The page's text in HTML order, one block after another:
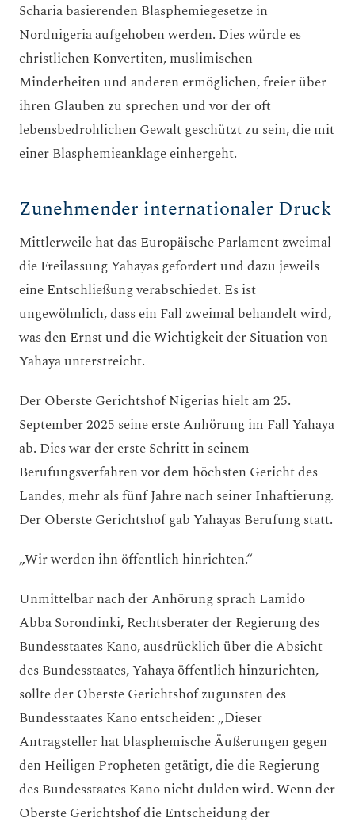
Scharia basierenden Blasphemiegesetze in
Nordnigeria aufgehoben werden. Dies würde es
christlichen Konvertiten, muslimischen
Minderheiten und anderen ermöglichen, freier über
ihren Glauben zu sprechen und vor der oft
lebensbedrohlichen Gewalt geschützt zu sein, die mit
einer Blasphemieanklage einhergeht.
Zunehmender internationaler Druck
Mittlerweile hat das Europäische Parlament zweimal
die Freilassung Yahayas gefordert und dazu jeweils
eine Entschließung verabschiedet. Es ist
ungewöhnlich, dass ein Fall zweimal behandelt wird,
was den Ernst und die Wichtigkeit der Situation von
Yahaya unterstreicht.
Der Oberste Gerichtshof Nigerias hielt am 25.
September 2025 seine erste Anhörung im Fall Yahaya
ab. Dies war der erste Schritt in seinem
Berufungsverfahren vor dem höchsten Gericht des
Landes, mehr als fünf Jahre nach seiner Inhaftierung.
Der Oberste Gerichtshof gab Yahayas Berufung statt.
„Wir werden ihn öffentlich hinrichten.“
Unmittelbar nach der Anhörung sprach Lamido
Abba Sorondinki, Rechtsberater der Regierung des
Bundesstaates Kano, ausdrücklich über die Absicht
des Bundesstaates, Yahaya öffentlich hinzurichten,
sollte der Oberste Gerichtshof zugunsten des
Bundesstaates Kano entscheiden: „Dieser
Antragsteller hat blasphemische Äußerungen gegen
den Heiligen Propheten getätigt, die die Regierung
des Bundesstaates Kano nicht dulden wird. Wenn der
Oberste Gerichtshof die Entscheidung der